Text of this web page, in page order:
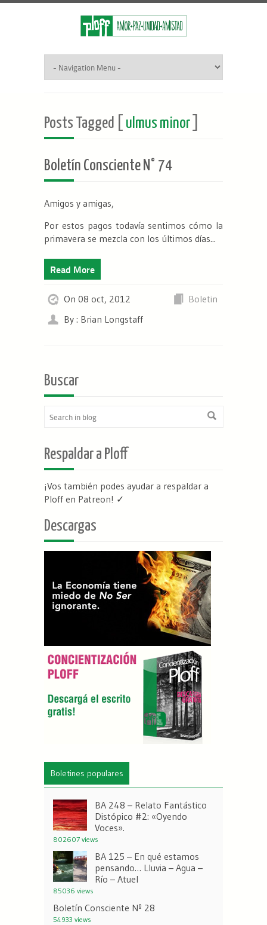
Posts Tagged [ ulmus minor
Boletín Consciente N° 74
Amigos y amigas,
Por estos pagos todavía sentimos cómo la
primavera se mezcla con los últimos días...
Read More
On 08 oct, 2012
Boletin
By : Brian Longstaff
Buscar
Respaldar a Ploff
¡Vos también podes ayudar a respaldar a
Ploff en Patreon! ✓
Descargas
Boletines populares
BA 248 – Relato Fantástico
Distópico #2: «Oyendo
Voces».
802607 views
BA 125 – En qué estamos
pensando… Lluvia – Agua –
Río – Atuel
85036 views
Boletín Consciente Nº 28
54933 views